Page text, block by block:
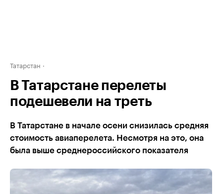
Татарстан
В Татарстане перелеты
подешевели на треть
В Татарстане в начале осени снизилась средняя
стоимость авиаперелета. Несмотря на это, она
была выше среднероссийского показателя